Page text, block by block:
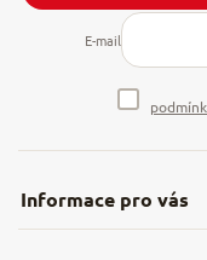
Informace pro vás
E-mail